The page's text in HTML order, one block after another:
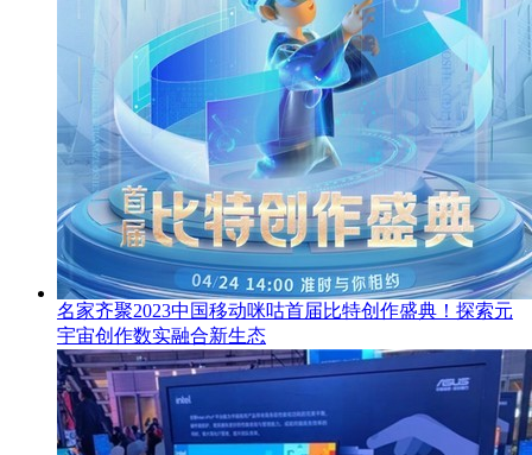
名家齐聚2023中国移动咪咕首届比特创作盛典！探索元
宇宙创作数实融合新生态